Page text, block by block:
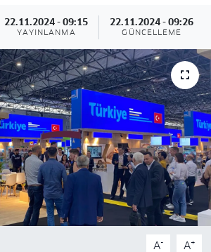
22.11.2024 - 09:15
YAYINLANMA
22.11.2024 - 09:26
GÜNCELLEME
A- A+